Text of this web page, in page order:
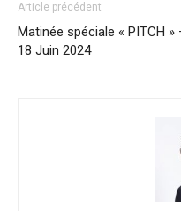
Article précédent
Matinée spéciale « PITCH »
18 Juin 2024